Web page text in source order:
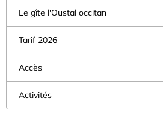
Le gîte l'Oustal occitan
Tarif 2026
Accès
Activités